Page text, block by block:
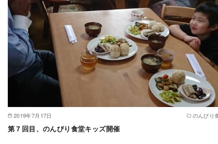
2019年7月17日 のんびり
第７回目、のんびり食堂キッズ開催